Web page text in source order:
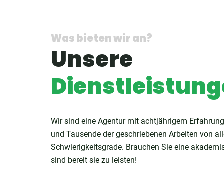
Was bieten wir an?
Unsere
Wir sind eine Agentur mit achtjährigem
und Tausende der geschriebenen Arbeiten von
Schwierigkeitsgrade. Brauchen Sie eine
sind bereit sie zu leisten!